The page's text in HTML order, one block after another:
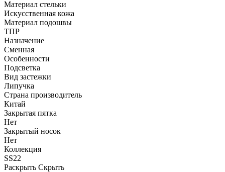
Материал стельки
Искусственная кожа
Материал подошвы
ТПР
Назначение
Сменная
Особенности
Подсветка
Вид застежки
Липучка
Страна производитель
Китай
Закрытая пятка
Нет
Закрытый носок
Нет
Коллекция
SS22
Раскрыть Скрыть